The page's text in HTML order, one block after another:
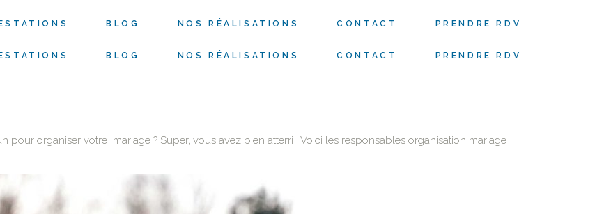
BLOG NOS RÉALISATIONS CONTACT PRENDRE RDV
BLOG NOS RÉALISATIONS CONTACT PRENDRE RDV
pour organiser votre mariage ? Super, vous avez bien atterri ! Voici les responsables organisation mariage